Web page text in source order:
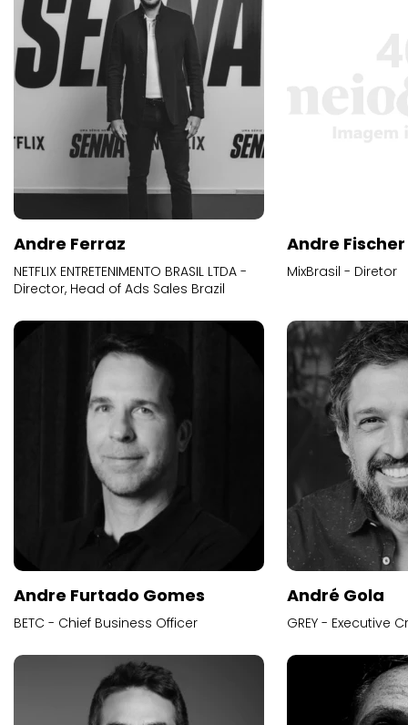
Andre Ferraz
NETFLIX ENTRETENIMENTO BRASIL LTDA -
Director, Head of Ads Sales Brazil
Andre Fischer
MixBrasil - Diretor
Andre Furtado Gomes
BETC - Chief Business Officer
André Gola
GREY - Executive